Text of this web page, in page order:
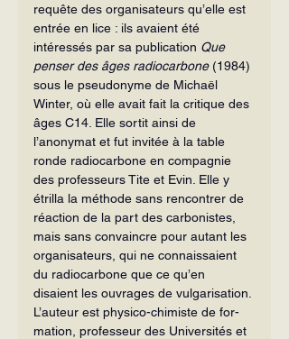
requête des orga­nisateurs qu’elle est
entrée en lice : ils avaient été
intéressés par sa publication Que
penser des âges radiocarbone (1984)
sous le pseudonyme de Michaël
Winter, où elle avait fait la critique des
âges C14. Elle sortit ainsi de
l’anonymat et fut invi­tée à la table
ronde radiocarbone en com­pagnie
des professeurs Tite et Evin. Elle y
étrilla la méthode sans rencontrer de
réac­tion de la part des carbonistes,
mais sans convaincre pour autant les
organisateurs, qui ne connaissaient
du radiocarbone que ce qu’en
disaient les ouvrages de vulgari­sation.
L’auteur est physico-chimiste de for­
mation, professeur des Universités et